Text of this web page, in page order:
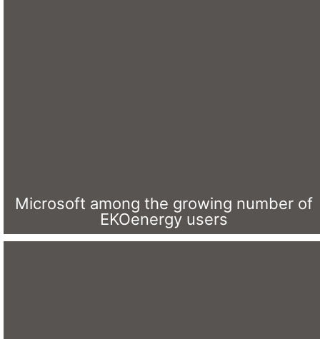
Microsoft among the growing number of
EKOenergy users